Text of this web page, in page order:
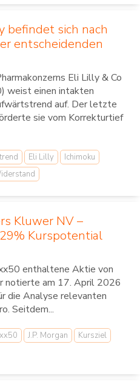
befindet sich nach
entscheidenden
Eli Lilly & Co
weist einen intakten
auf. Der letzte
sie vom Korrekturtief
Eli Lilly
Ichimoku
Kluwer NV –
Kurspotential
enthaltene Aktie von
notierte am 17. April 2026
die Analyse relevanten
Seitdem...
J.P. Morgan
Kursziel